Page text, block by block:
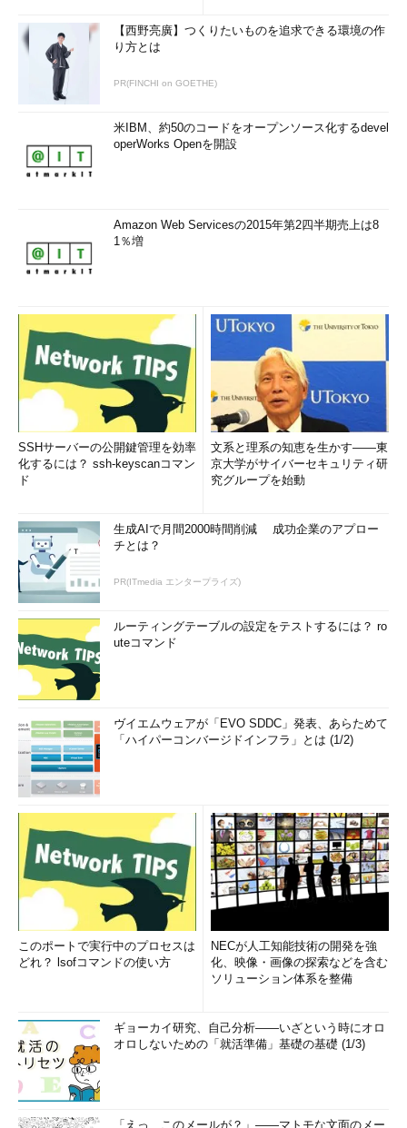
【西野亮廣】つくりたいものを追求できる環境の作
り方とは
PR(FINCHI on GOETHE)
米IBM、約50のコードをオープンソース化するdevel
operWorks Openを開設
Amazon Web Servicesの2015年第2四半期売上は8
1％増
SSHサーバーの公開鍵管理を効率
化するには？ ssh-keyscanコマン
ド
文系と理系の知恵を生かす――東
京大学がサイバーセキュリティ研
究グループを始動
生成AIで月間2000時間削減 成功企業のアプロー
チとは？
PR(ITmedia エンタープライズ)
ルーティングテーブルの設定をテストするには？ ro
uteコマンド
ヴイエムウェアが「EVO SDDC」発表、あらためて
「ハイパーコンバージドインフラ」とは (1/2)
このポートで実行中のプロセスは
どれ？ lsofコマンドの使い方
NECが人工知能技術の開発を強
化、映像・画像の探索などを含む
ソリューション体系を整備
ギョーカイ研究、自己分析――いざという時にオロ
オロしないための「就活準備」基礎の基礎 (1/3)
「えっ、このメールが？」――マトモな文面のメー